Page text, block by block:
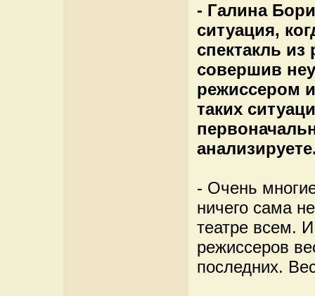
- Галина
ситуация,
спектакль
совершив
режиссером
таких
- Очень
ничего сама
театре всем.
режиссеров
последних.